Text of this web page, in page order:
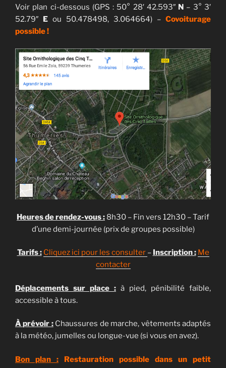
Voir plan ci-dessous (GPS : 50° 28′ 42.593″ N – 3° 3′
52.79″ E ou 50.478498, 3.064664) – Covoiturage
possible !
Heures de rendez-vous : 8h30 – Fin vers 12h30 – Tarif
d’une demi-journée (prix de groupes possible)
Tarifs : Cliquez ici pour les consulter – Inscription : Me
contacter
Déplacements sur place : à pied, pénibilité faible,
accessible à tous.
À prévoir :Chaussures de marche, vêtements adaptés
à la météo, jumelles ou longue-vue (si vous en avez).
Bon plan : Restauration possible dans un petit